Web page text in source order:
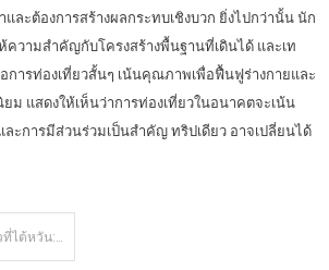
ะต้องการสร้างผลกระทบเชิงบวก ยิ่งไปกว่านั้น นัก
ความสำคัญกับโครงสร้างพื้นฐานที่เดินได้ และเท
ารท่องเที่ยวสั้นๆ เน้นคุณภาพเพื่อฟื้นฟูร่างกายและ
ม แสดงให้เห็นว่าการท่องเที่ยวในอนาคตจะเน้น
ะการมีส่วนร่วมเป็นสำคัญ ทริปเดียว อาจเปลี่ยนได้
วัฒนธรรมท้องถิ่น